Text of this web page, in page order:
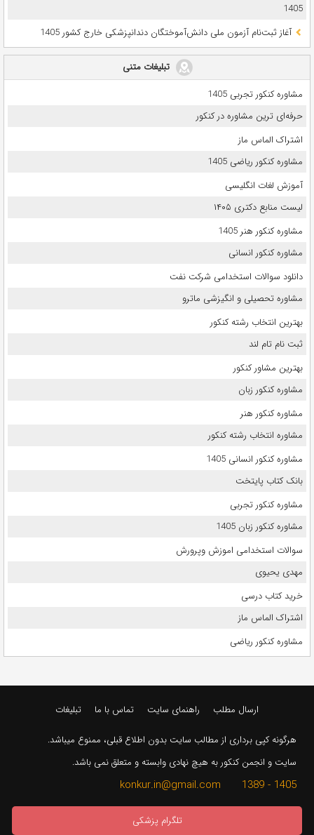
1405
آغاز ثبت‌نام آزمون ملی دانش‌آموختگان دندانپزشکی خارج کشور 1405
تبلیغات متنی
مشاوره کنکور تجربی 1405
حرفه‌ای ترین مشاوره در کنکور
اشتراک الماس ماز
مشاوره کنکور ریاضی 1405
آموزش لغات انگلیسی
لیست منابع دکتری ۱۴۰۵
مشاوره کنکور هنر 1405
مشاوره کنکور انسانی
دانلود سوالات استخدامی شرکت نفت
مشاوره تحصیلی و انگیزشی ماترو
بهترین انتخاب رشته کنکور
ثبت نام تام لند
بهترین مشاور کنکور
مشاوره کنکور زبان
مشاوره کنکور هنر
مشاوره انتخاب رشته کنکور
مشاوره کنکور انسانی 1405
بانک کتاب پایتخت
مشاوره کنکور تجربی
مشاوره کنکور زبان 1405
سوالات استخدامی اموزش وپرورش
مهدی یحیوی
خرید کتاب درسی
اشتراک الماس ماز
مشاوره کنکور ریاضی
ارسال مطلب راهنمای سایت تماس با ما تبلیغات
هرگونه کپی برداری از مطالب سایت بدون اطلاع قبلی، ممنوع میباشد.
سایت و انجمن کنکور به هیچ نهادی وابسته و متعلق نمی باشد.
1405 - 1389 konkur.in@gmail.com
تلگرام پزشکی